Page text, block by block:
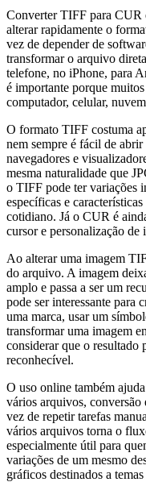
Converter TIFF para CUR
alterar rapidamente o
vez de depender de
transformar o arquivo
telefone, no iPhone, para
é importante porque
computador, celular,
O formato TIFF costuma
nem sempre é fácil de
navegadores e
mesma naturalidade que
o TIFF pode ter variações
específicas e
cotidiano. Já o CUR é
cursor e personalização de
Ao alterar uma imagem
do arquivo. A imagem
amplo e passa a ser um
pode ser interessante para
uma marca, usar um
transformar uma imagem
considerar que o resultado
reconhecível.
O uso online também
vários arquivos, conversão
vez de repetir tarefas
vários arquivos torna o
especialmente útil para
variações de um mesmo
gráficos destinados a